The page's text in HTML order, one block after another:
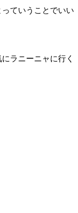
ていうことでいい
ラニーニャに行く